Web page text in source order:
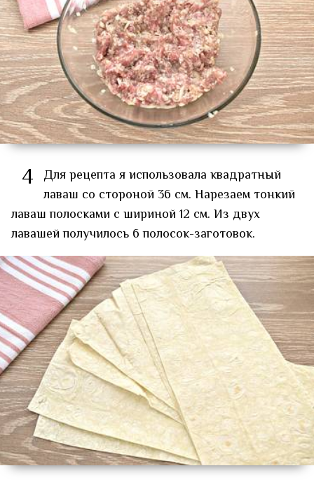
4 Для рецепта я использовала квадратный
лаваш со стороной 36 см. Нарезаем тонкий
лаваш полосками с шириной 12 см. Из двух
лавашей получилось 6 полосок-заготовок.